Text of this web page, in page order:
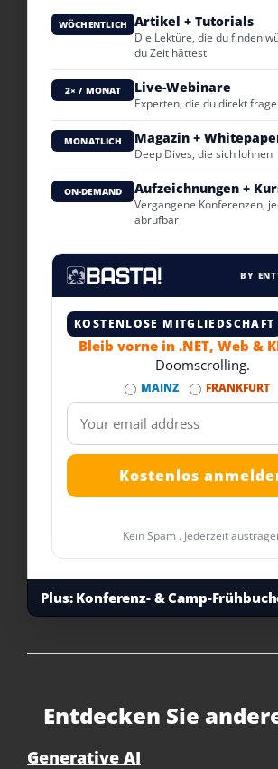
WÖCHENTLICH Artikel + Tutorials
Die Lektüre, die du finden
du Zeit hättest
2× / MONAT Live-Webinare
Experten, die du direkt
MONATLICH Magazin +
Deep Dives, die sich lohnen
ON-DEMAND Aufzeichnungen +
Vergangene Konferenzen,
abrufbar
BY
KOSTENLOSE MITGLIEDSCHAFT
Bleib vorne in .NET, Web &
Doomscrolling.
MAINZ FRANKFURT
Kein Spam . Jederzeit
Plus:Konferenz- & Camp-
Entdecken Sie
Generative AI